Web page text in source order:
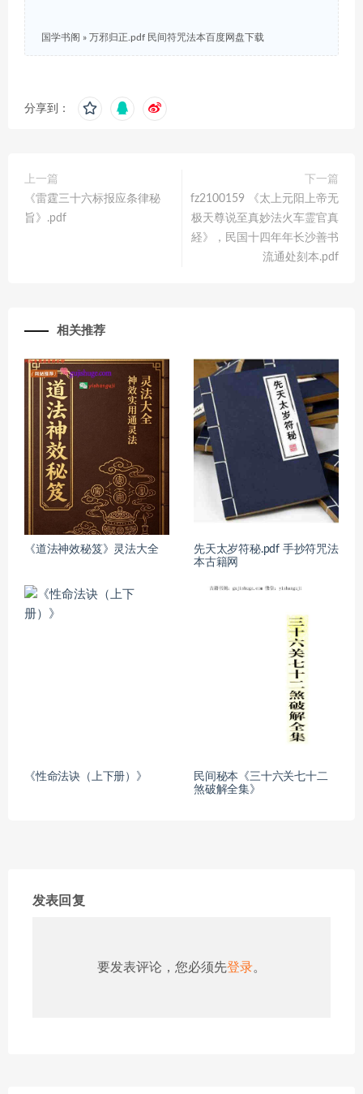
国学书阁 » 万邪归正.pdf 民间符咒法本百度网盘下载
分享到：
上一篇
《雷霆三十六标报应条律秘
旨》.pdf
下一篇
fz2100159 《太上元阳上帝无
极天尊说至真妙法火车霊官真
経》，民国十四年年长沙善书
流通处刻本.pdf
相关推荐
《道法神效秘笈》灵法大全
先天太岁符秘.pdf 手抄符咒法
本古籍网
《性命法诀（上下册）》
民间秘本《三十六关七十二
煞破解全集》
发表回复
要发表评论，您必须先登录。